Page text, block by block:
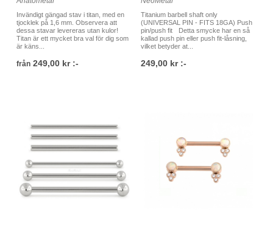
Invändigt gängad stav i titan, med en
tjocklek på 1,6 mm. Observera att
dessa stavar levereras utan kulor!
Titan är ett mycket bra val för dig som
är käns...
från 249,00 kr :-
Titanium barbell shaft only
(UNIVERSAL PIN - FITS 18GA) Push
pin/push fit Detta smycke har en så
kallad push pin eller push fit-låsning,
vilket betyder at...
249,00 kr :-